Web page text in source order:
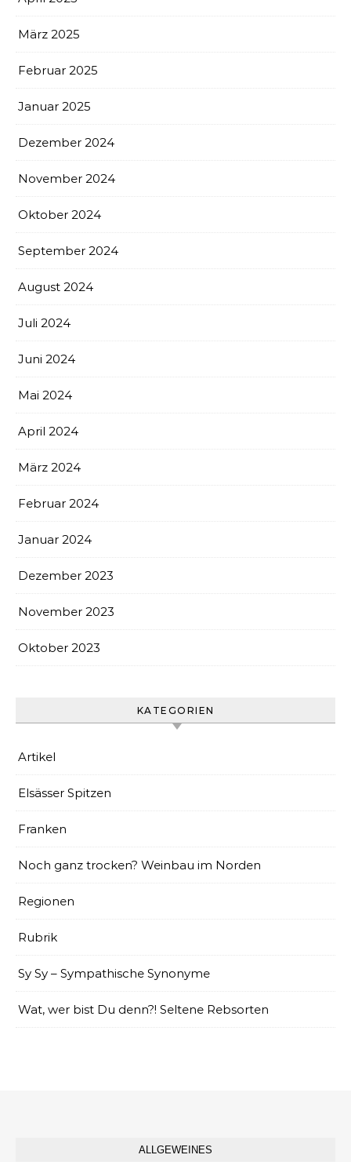
März 2025
Februar 2025
Januar 2025
Dezember 2024
November 2024
Oktober 2024
September 2024
August 2024
Juli 2024
Juni 2024
Mai 2024
April 2024
März 2024
Februar 2024
Januar 2024
Dezember 2023
November 2023
Oktober 2023
KATEGORIEN
Artikel
Elsässer Spitzen
Franken
Noch ganz trocken? Weinbau im Norden
Regionen
Rubrik
Sy Sy – Sympathische Synonyme
Wat, wer bist Du denn?! Seltene Rebsorten
ALLGEWEINES